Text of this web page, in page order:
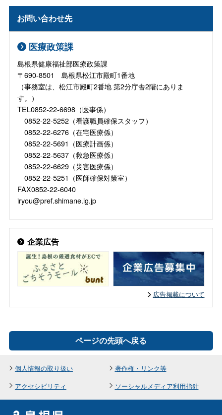
お問い合わせ先
医療政策課
島根県健康福祉部医療政策課
〒690-8501 島根県松江市殿町1番地
（事務室は、松江市殿町2番地 第2分庁舎2階にありま
す。）
TEL0852-22-6698（医事係）
0852-22-5252（看護職員確保スタッフ）
0852-22-6276（在宅医療係）
0852-22-5691（医療計画係）
0852-22-5637（救急医療係）
0852-22-6629（災害医療係）
0852-22-5251（医師確保対策室）
FAX0852-22-6040
iryou@pref.shimane.lg.jp
企業広告
広告掲載について
ページの先頭へ戻る
個人情報の取り扱い
著作権・リンク等
アクセシビリティ
ソーシャルメディア利用指針